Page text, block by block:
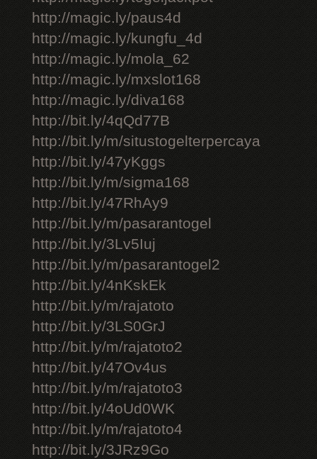
http://magic.ly/paus4d
http://magic.ly/kungfu_4d
http://magic.ly/mola_62
http://magic.ly/mxslot168
http://magic.ly/diva168
http://bit.ly/4qQd77B
http://bit.ly/m/situstogelterpercaya
http://bit.ly/47yKggs
http://bit.ly/m/sigma168
http://bit.ly/47RhAy9
http://bit.ly/m/pasarantogel
http://bit.ly/3Lv5Iuj
http://bit.ly/m/pasarantogel2
http://bit.ly/4nKskEk
http://bit.ly/m/rajatoto
http://bit.ly/3LS0GrJ
http://bit.ly/m/rajatoto2
http://bit.ly/47Ov4us
http://bit.ly/m/rajatoto3
http://bit.ly/4oUd0WK
http://bit.ly/m/rajatoto4
http://bit.ly/3JRz9Go